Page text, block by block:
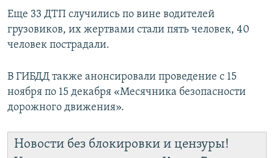
Еще 33 ДТП случились по вине водителей
грузовиков, их жертвами стали пять человек, 40
человек пострадали.
В ГИБДД также анонсировали проведение с 15
ноября по 15 декабря «Месячника безопасности
дорожного движения».
Новости без блокировки и цензуры!